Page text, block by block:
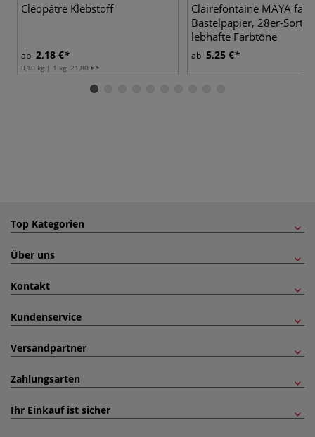
Cléopâtre Klebstoff
ab 2,18 €
0,10 kg | 1 kg: 21,80 €
Clairefontaine MAYA
Bastelpapier, 28er-
lebhafte Farbtöne
ab 5,25 €
Top Kategorien
Über uns
Kontakt
Kundenservice
Versandpartner
Zahlungsarten
Ihr Einkauf ist sicher